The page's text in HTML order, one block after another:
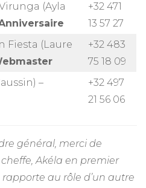
(Ayla
+32 471
13 57 27
Fiesta (Laure
+32 483
75 18 09
–
+32 497
21 56 06
général, merci de
Akéla en premier
au rôle d’un autre